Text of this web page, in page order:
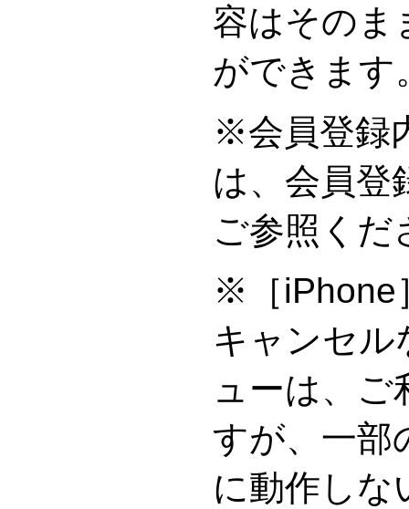
容はそのま
ができます
※会員登録
は、会員登
ご参照くだ
※［iPhone
キャンセル
ューは、ご
すが、一部
に動作しな